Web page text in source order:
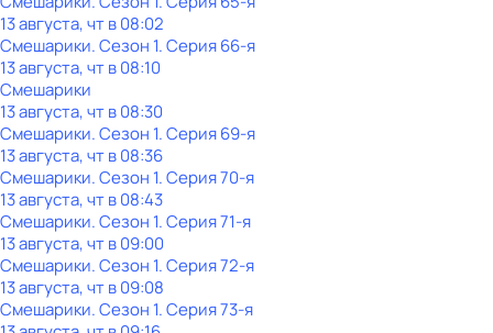
13 августа, чт в 08:02
Смешарики. Сезон 1. Серия 66-я
13 августа, чт в 08:10
Смешарики
13 августа, чт в 08:30
Смешарики. Сезон 1. Серия 69-я
13 августа, чт в 08:36
Смешарики. Сезон 1. Серия 70-я
13 августа, чт в 08:43
Смешарики. Сезон 1. Серия 71-я
13 августа, чт в 09:00
Смешарики. Сезон 1. Серия 72-я
13 августа, чт в 09:08
Смешарики. Сезон 1. Серия 73-я